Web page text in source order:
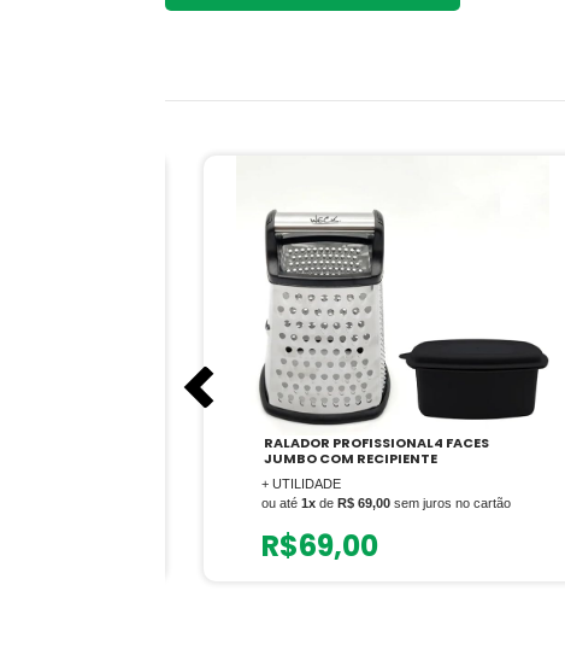
RALADOR PROFISSIONAL4 FACES
JUMBO COM RECIPIENTE
+ UTILIDADE
ou até 1x de R$ 69,00 sem juros no cartão
R$69,00